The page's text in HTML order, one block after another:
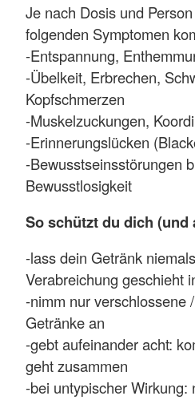
Je nach Dosis und
folgenden Symptomen
-Entspannung,
-Übelkeit, Erbrechen,
Kopfschmerzen
-Muskelzuckungen,
-Erinnerungslücken
-Bewusstseinsstörungen
Bewusstlosigkeit
So schützt du dich (und
-lass dein Getränk
Verabreichung geschieht
-nimm nur verschlossene
Getränke an
-gebt aufeinander acht:
geht zusammen
-bei untypischer Wirkung: